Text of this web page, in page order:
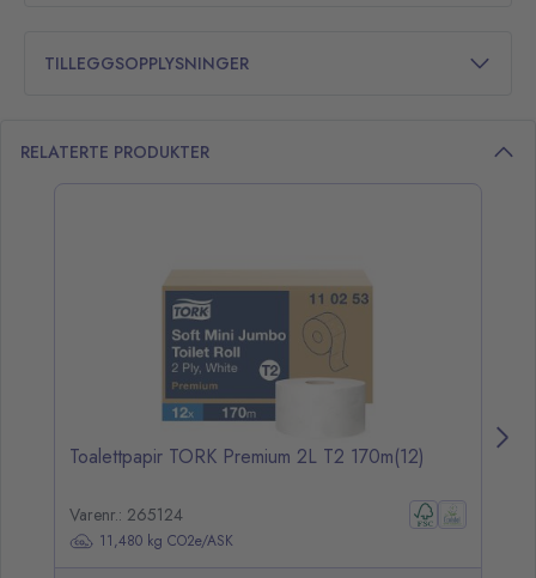
TILLEGGSOPPLYSNINGER
RELATERTE PRODUKTER
Toalettpapir TORK Premium 2L T2 170m(12)
Varenr.: 265124
11,480 kg CO2e/ASK